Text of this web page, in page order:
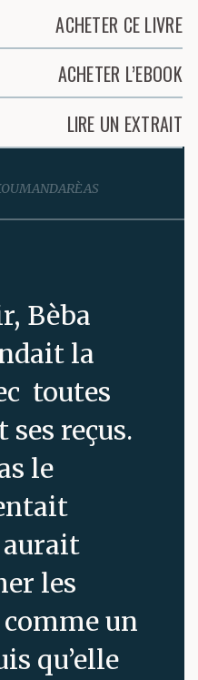
ACHETER CE LIVRE
ACHETER L’EBOOK
LIRE UN EXTRAIT
Bèba
la
toutes
ses reçus.
le
aurait
les
un
qu’elle